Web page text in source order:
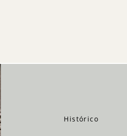
Histórico